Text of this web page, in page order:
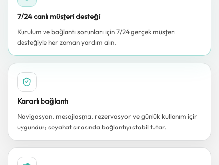
7/24 canlı müşteri desteği
Kurulum ve bağlantı sorunları için 7/24 gerçek müşteri
desteğiyle her zaman yardım alın.
Kararlı bağlantı
Navigasyon, mesajlaşma, rezervasyon ve günlük kullanım için
uygundur; seyahat sırasında bağlantıyı stabil tutar.